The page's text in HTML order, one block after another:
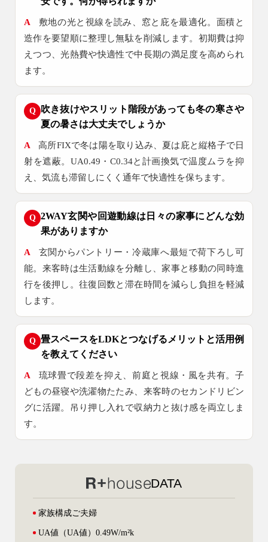
A
敷地の光と視線を読み、窓と庇を最適化。面積と
造作を要望順に整理し無駄を削減します。初期費は抑
えつつ、光熱費や快適性で中長期の満足度を高められ
ます。
Q
吹き抜けやスリット階段があっても冬の寒さや
夏の暑さは大丈夫でしょうか
A
高所FIXで冬は陽を取り込み、夏は庇と縦格子で日
射を遮蔽。UA0.49・C0.34と計画換気で温度ムラを抑
え、気流も滞留しにくく通年で快適性を保ちます。
Q 2WAY玄関や回遊動線は日々の家事にどんな効
果がありますか
A
玄関からパントリー・冷蔵庫へ最短で荷下ろし可
能。来客時は生活動線を分離し、家事と移動の同時進
行を後押し。往復回数と滞在時間を減らし負担を軽減
します。
Q 畳スペースをLDKとつなげるメリットと活用例
を教えてください
A
琉球畳で段差を抑え、前庭と視線・風を共有。子
どもの昼寝や洗濯物たたみ、来客時のセカンドリビン
グに活躍。吊り押し入れで収納力と抜け感を両立しま
す。
DATA
家族構成ご夫婦
UA値 （UA値）0.49W/m²k